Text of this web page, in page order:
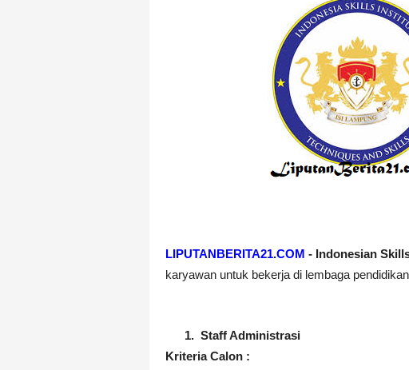
LIPUTANBERITA21.COM - Indonesian
karyawan untuk bekerja di lembaga
1. Staff Administrasi
Kriteria Calon :